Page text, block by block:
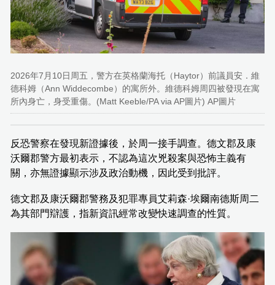
2026年7月10日周五，警方在英格蘭海托（Haytor）前議員安．維
德科姆（Ann Widdecombe）的寓所外。維德科姆周四被發現在寓
所內身亡，身受重傷。(Matt Keeble/PA via AP圖片) AP圖片
反恐警察在發現新證據後，於周一接手調查。德文郡及康
沃爾郡警方最初表示，不認為這次兇殺案與恐怖主義有
關，亦無證據顯示涉及政治動機，因此受到批評。
德文郡及康沃爾郡警務及犯罪專員艾莉森·埃爾南德斯周二
為其部門辯護，指新資訊經常改變快速調查的性質。